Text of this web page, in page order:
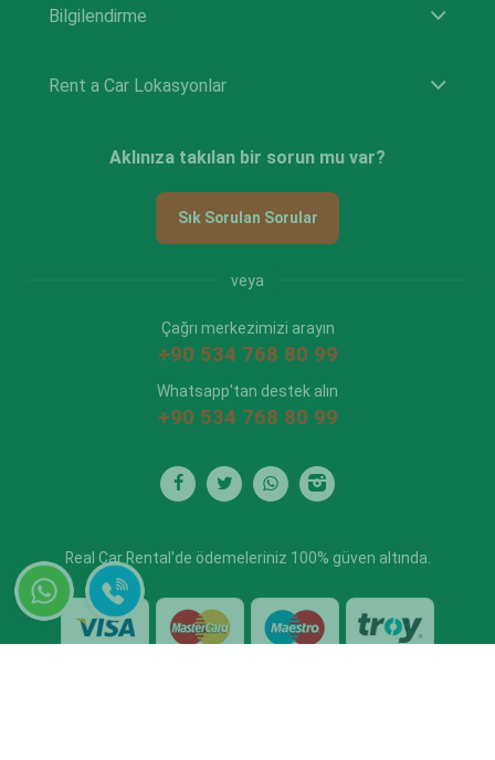
Bilgilendirme
Rent a Car Lokasyonlar
Aklınıza takılan bir sorun mu var?
Sık Sorulan Sorular
veya
Çağrı merkezimizi arayın
+90 534 768 80 99
Whatsapp'tan destek alın
+90 534 768 80 99
Real Car Rental'de ödemeleriniz 100% güven altında.